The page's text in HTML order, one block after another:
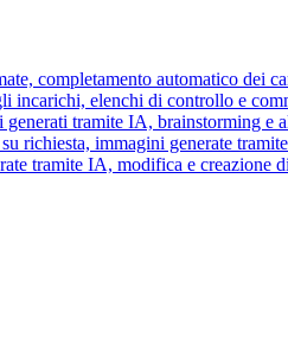
completamento automatico dei
incarichi, elenchi di controllo e
tramite IA, brainstorming e
richiesta, immagini generate
tramite IA, modifica e creazione